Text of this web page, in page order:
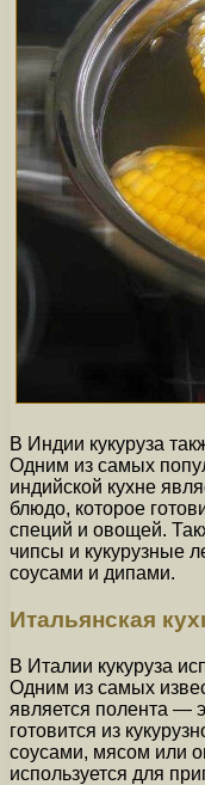
В Индии кукуруза
Одним из самых
индийской кухне
блюдо, которое
специй и овощей.
чипсы и кукурузные
соусами и дипами.
Итальянская
В Италии кукуруза
Одним из самых
является полента —
готовится из
соусами, мясом или
используется для